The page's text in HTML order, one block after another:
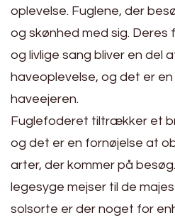
oplevelse. Fuglene, der
og skønhed med sig.
og livlige sang bliver en del
haveoplevelse, og det er
haveejeren.
Fuglefoderet tiltrækker et
og det er en fornøjelse at
arter, der kommer på
legesyge mejser til de
solsorte er der noget for